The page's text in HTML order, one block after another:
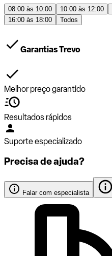
08:00 às 10:00 10:00 às 12:00
16:00 às 18:00
Todos
Garantias Trevo
Melhor preço garantido
Resultados rápidos
Suporte especializado
Precisa de ajuda?
Falar com especialista